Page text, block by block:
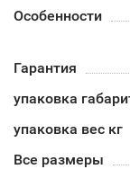
Особенности
Гарантия
упаковка
упаковка вес кг
Все размеры